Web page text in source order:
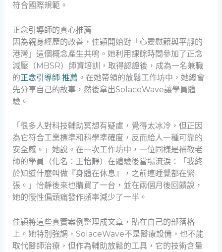
符合國際規範。
正念引導師的真心推薦
因為親身經歷的改善，佳穎開始對「心靈慰藉與平靜的
港灣」這個概念產生共鳴。她利用課餘時間參加了正念
減壓（MBSR）師資培訓，取得認證後，成為一名兼職
的正念引導師 推薦 。在她帶領的放鬆工作坊中，她總會
先分享自己的故事，然後拿出SolaceWave讓學員體
驗。
「很多人對科技輔助冥想有疑慮，覺得太冰冷，但正因
為它符合工業標準和科學準確度，反而給人一種可靠的
安全感。」她說。在一次工作坊中，一位同樣是補教老
師的學員（化名：王怡靜）在體驗後當場流淚：「我終
於知道什麼叫做『身體在休息』，之前連睡覺都在緊
張。」怡靜後來也購買了一台，並在兩個月後回饋說，
她的慢性偏頭痛發作頻率減少了一半。
佳穎將這些真實案例整理成文章，貼在自己的部落格
上。她特別強調，SolaceWave不是醫療設備，也不能
取代醫師治療，但作為輔助放鬆的工具，它的技術含量